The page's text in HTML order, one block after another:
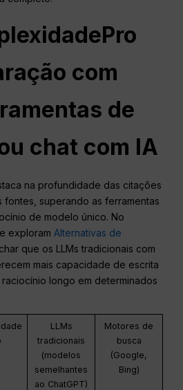
Pro
com
de
chat com IA
na profundidade das citações
fontes, superando as ferramentas
de modelo único. No
exploramAlternativas de
que os LLMs tradicionais com
mais capacidade de escrita
longo em determinados
LLMs
tradicionais
(modelos
semelhantes
ao ChatGPT)
Motores de
busca
(Google,
Bing)